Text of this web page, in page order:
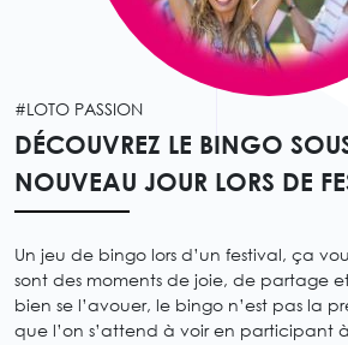
#LOTO PASSION
DÉCOUVREZ LE BINGO
NOUVEAU JOUR LORS DE
Un jeu de bingo lors d’un festival, ça
sont des moments de joie, de partage
bien se l’avouer, le bingo n’est pas la
que l’on s’attend à voir en participant